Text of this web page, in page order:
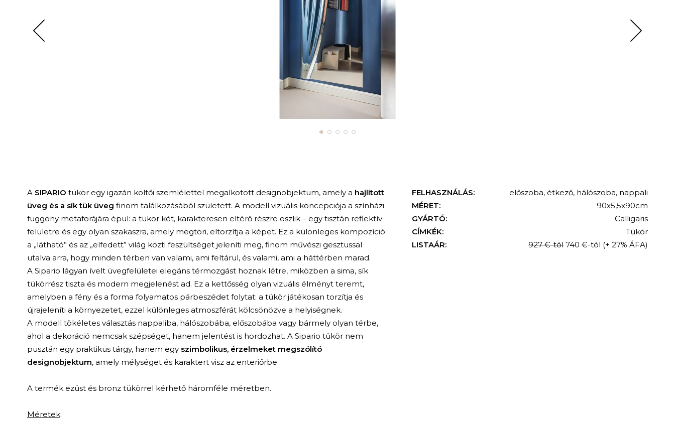
A SIPARIO tükör egy igazán költői szemlélettel megalkotott designobjektum, amely a hajlított
üveg és a sík tük üveg finom találkozásából született. A modell vizuális koncepciója a színházi
függöny metaforájára épül: a tükör két, karakteresen eltérő részre oszlik – egy tisztán reflektív
felületre és egy olyan szakaszra, amely megtöri, eltorzítja a képet. Ez a különleges kompozíció
a „látható” és az „elfedett” világ közti feszültséget jeleníti meg, finom művészi gesztussal
utalva arra, hogy minden térben van valami, ami feltárul, és valami, ami a háttérben marad.
A Sipario lágyan ívelt üvegfelületei elegáns térmozgást hoznak létre, miközben a sima, sík
tükörrész tiszta és modern megjelenést ad. Ez a kettősség olyan vizuális élményt teremt,
amelyben a fény és a forma folyamatos párbeszédet folytat: a tükör játékosan torzítja és
újrajeleníti a környezetet, ezzel különleges atmoszférát kölcsönözve a helyiségnek.
A modell tökéletes választás nappaliba, hálószobába, előszobába vagy bármely olyan térbe,
ahol a dekoráció nemcsak szépséget, hanem jelentést is hordozhat. A Sipario tükör nem
pusztán egy praktikus tárgy, hanem egy szimbolikus, érzelmeket megszólító
designobjektum, amely mélységet és karaktert visz az enteriőrbe.
A termék ezüst és bronz tükörrel kérhető háromféle méretben.
Méretek:
FELHASZNÁLÁS: előszoba, étkező, hálószoba, nappali
MÉRET:
90x5,5x90cm
GYÁRTÓ:
Calligaris
CÍMKÉK:
Tükör
LISTAÁR:
927 €-tól 740 €-tól (+ 27% ÁFA)